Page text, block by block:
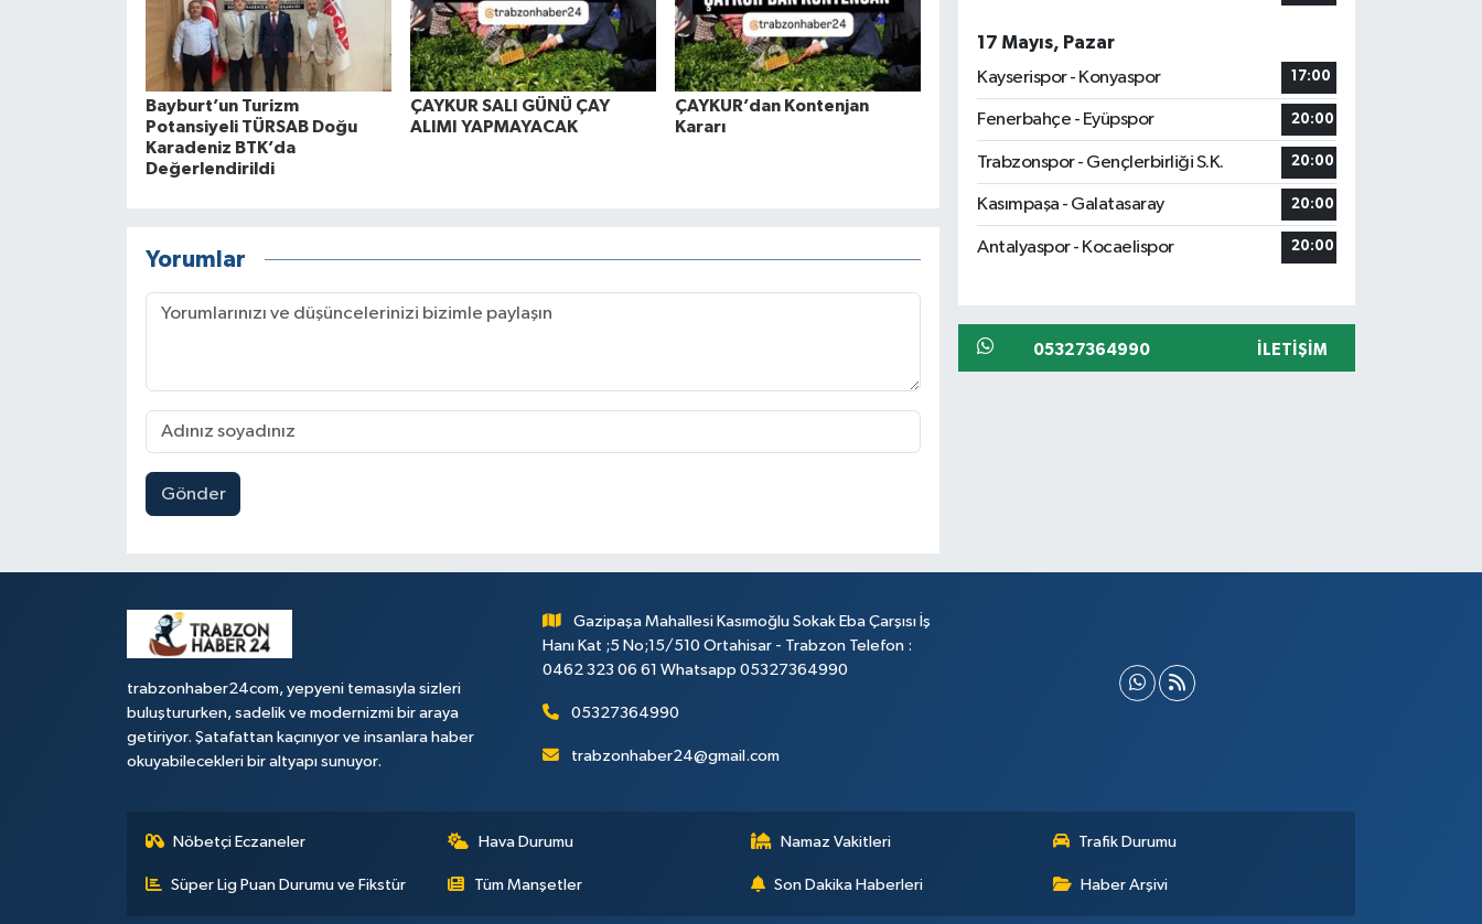
Bayburt’un Turizm
Potansiyeli TÜRSAB Doğu
Karadeniz BTK’da
Değerlendirildi
ÇAYKUR SALI GÜNÜ ÇAY
ALIMI YAPMAYACAK
ÇAYKUR’dan Kontenjan
Kararı
Yorumlar
Gönder
17 Mayıs, Pazar
Kayserispor - Konyaspor
17:00
Fenerbahçe - Eyüpspor 20:00
Trabzonspor - Gençlerbirliği S.K. 20:00
Kasımpaşa - Galatasaray 20:00
Antalyaspor - Kocaelispor 20:00
05327364990 İLETIŞIM
trabzonhaber24com, yepyeni temasıyla sizleri
buluştururken, sadelik ve modernizmi bir araya
getiriyor. Şatafattan kaçınıyor ve insanlara haber
okuyabilecekleri bir altyapı sunuyor.
Gazipaşa Mahallesi Kasımoğlu Sokak Eba Çarşısı İş
Hanı Kat ;5 No;15/510 Ortahisar - Trabzon Telefon :
0462 323 06 61 Whatsapp 05327364990
05327364990
trabzonhaber24@gmail.com
Nöbetçi Eczaneler Hava Durumu Namaz Vakitleri Trafik Durumu
Süper Lig Puan Durumu ve Fikstür Tüm Manşetler Son Dakika Haberleri Haber Arşivi